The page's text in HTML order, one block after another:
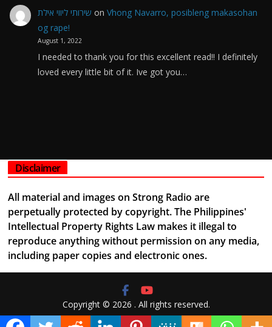
שירותי ליווי אילת on Vhong Navarro, posibleng makasohan
og rape!
August 1, 2022
I needed to thank you for this excellent read!! I definitely
loved every little bit of it. Ive got you…
Disclaimer
All material and images on Strong Radio are
perpetually protected by copyright. The Philippines'
Intellectual Property Rights Law makes it illegal to
reproduce anything without permission on any media,
including paper copies and electronic ones.
Copyright © 2026 . All rights reserved.
Theme:ColorMagby ThemeGrill. Powered byWordPress.